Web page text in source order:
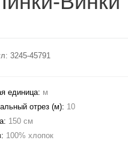
3245-45791
единица: м
отрез (м): 10
150 см
100% хлопок